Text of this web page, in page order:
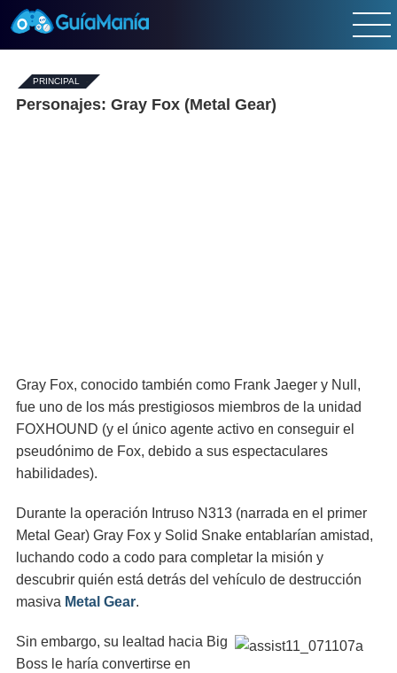
PRINCIPAL -
Personajes: Gray Fox (Metal Gear)
Gray Fox, conocido también como Frank Jaeger y Null,
fue uno de los más prestigiosos miembros de la unidad
FOXHOUND (y el único agente activo en conseguir el
pseudónimo de Fox, debido a sus espectaculares
habilidades).
Durante la operación Intruso N313 (narrada en el primer
Metal Gear) Gray Fox y Solid Snake entablarían amistad,
luchando codo a codo para completar la misión y
descubrir quién está detrás del vehículo de destrucción
masiva Metal Gear.
Sin embargo, su lealtad hacia Big
Boss le haría convertirse en